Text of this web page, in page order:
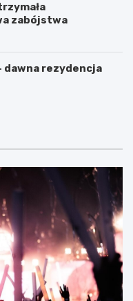
zabójstwa
dawna rezydencja